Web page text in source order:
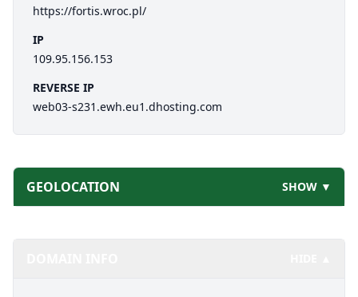
https://fortis.wroc.pl/
IP
109.95.156.153
REVERSE IP
web03-s231.ewh.eu1.dhosting.com
GEOLOCATION SHOW ▼